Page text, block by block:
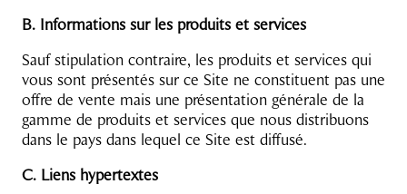
B. Informations sur les produits et services
Sauf stipulation contraire, les produits et services qui
vous sont présentés sur ce Site ne constituent pas une
offre de vente mais une présentation générale de la
gamme de produits et services que nous distribuons
dans le pays dans lequel ce Site est diffusé.
C. Liens hypertextes